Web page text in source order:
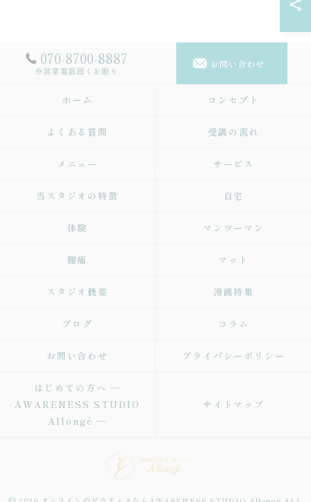
070-8700-8887
※営業電話固くお断り
お問い合わせ
ホーム コンセプト
よくある質問 受講の流れ
メニュー サービス
当スタジオの特徴 自宅
体験 マンツーマン
腰痛 マット
スタジオ概要 漫画特集
ブログ コラム
お問い合わせ プライバシーポリシー
はじめての方へ ―
AWARENESS STUDIO
Allongé ―
サイトマップ